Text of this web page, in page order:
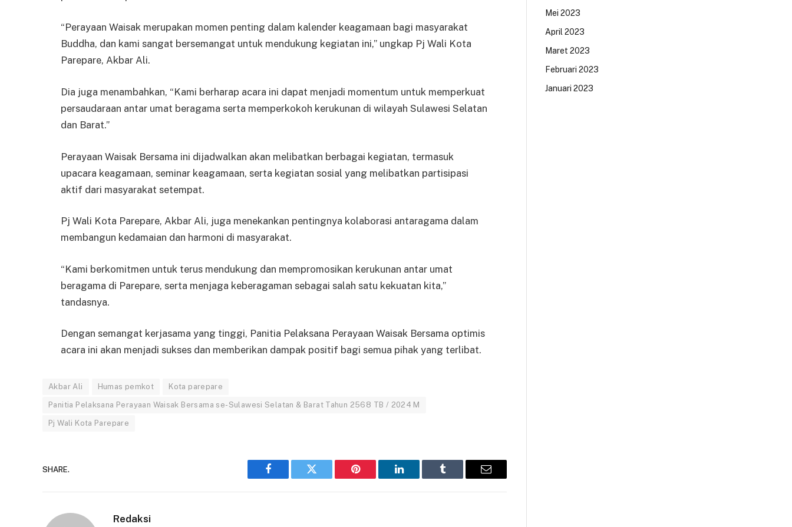
“Perayaan Waisak merupakan momen penting dalam kalender keagamaan bagi masyarakat
Buddha, dan kami sangat bersemangat untuk mendukung kegiatan ini,” ungkap Pj Wali Kota
Parepare, Akbar Ali.
Dia juga menambahkan, “Kami berharap acara ini dapat menjadi momentum untuk memperkuat
persaudaraan antar umat beragama serta memperkokoh kerukunan di wilayah Sulawesi Selatan
dan Barat.”
Perayaan Waisak Bersama ini dijadwalkan akan melibatkan berbagai kegiatan, termasuk
upacara keagamaan, seminar keagamaan, serta kegiatan sosial yang melibatkan partisipasi
aktif dari masyarakat setempat.
Pj Wali Kota Parepare, Akbar Ali, juga menekankan pentingnya kolaborasi antaragama dalam
membangun kedamaian dan harmoni di masyarakat.
“Kami berkomitmen untuk terus mendukung dan mempromosikan kerukunan antar umat
beragama di Parepare, serta menjaga keberagaman sebagai salah satu kekuatan kita,”
tandasnya.
Dengan semangat kerjasama yang tinggi, Panitia Pelaksana Perayaan Waisak Bersama optimis
acara ini akan menjadi sukses dan memberikan dampak positif bagi semua pihak yang terlibat.
Akbar Ali Humas pemkot Kota parepare
Panitia Pelaksana Perayaan Waisak Bersama se-Sulawesi Selatan & Barat Tahun 2568 TB / 2024 M
Pj Wali Kota Parepare
SHARE.
Facebook Twitter Pinterest LinkedIn Tumblr Email
Redaksi
Mei 2023
April 2023
Maret 2023
Februari 2023
Januari 2023